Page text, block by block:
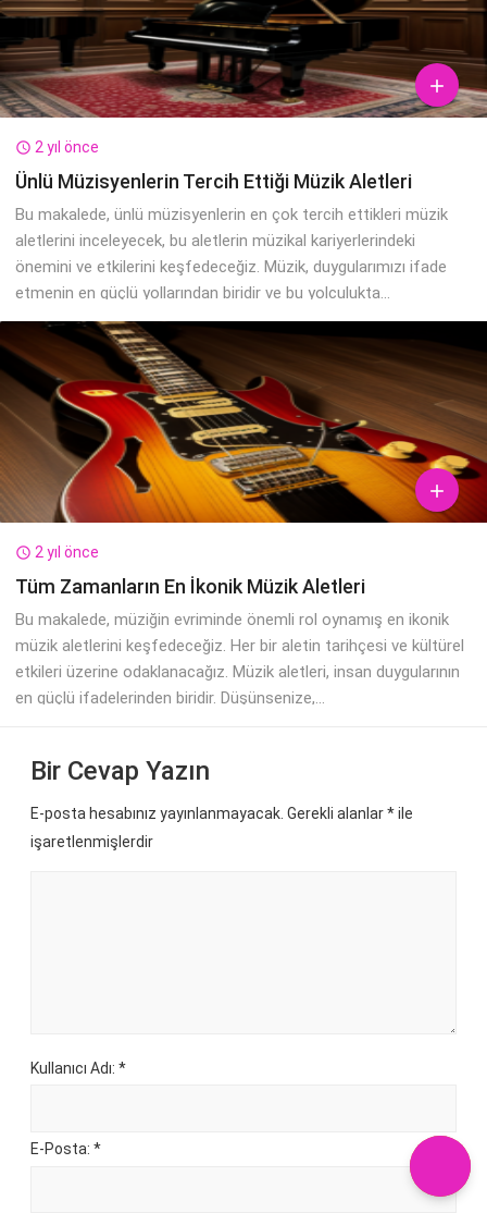

 2 yıl önce
Ünlü Müzisyenlerin Tercih Ettiği Müzik Aletleri
Bu makalede, ünlü müzisyenlerin en çok tercih ettikleri müzik
aletlerini inceleyecek, bu aletlerin müzikal kariyerlerindeki
önemini ve etkilerini keşfedeceğiz. Müzik, duygularımızı ifade
etmenin en güçlü yollarından biridir ve bu yolculukta...

 2 yıl önce
Tüm Zamanların En İkonik Müzik Aletleri
Bu makalede, müziğin evriminde önemli rol oynamış en ikonik
müzik aletlerini keşfedeceğiz. Her bir aletin tarihçesi ve kültürel
etkileri üzerine odaklanacağız. Müzik aletleri, insan duygularının
en güçlü ifadelerinden biridir. Düşünsenize,...
Bir Cevap Yazın
E-posta hesabınız yayınlanmayacak. Gerekli alanlar*ile
işaretlenmişlerdir
Kullanıcı Adı: *
E-Posta: *